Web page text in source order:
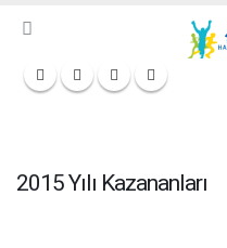
2015 Yılı Kazananları